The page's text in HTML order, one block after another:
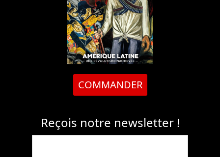
COMMANDER
Reçois notre newsletter !